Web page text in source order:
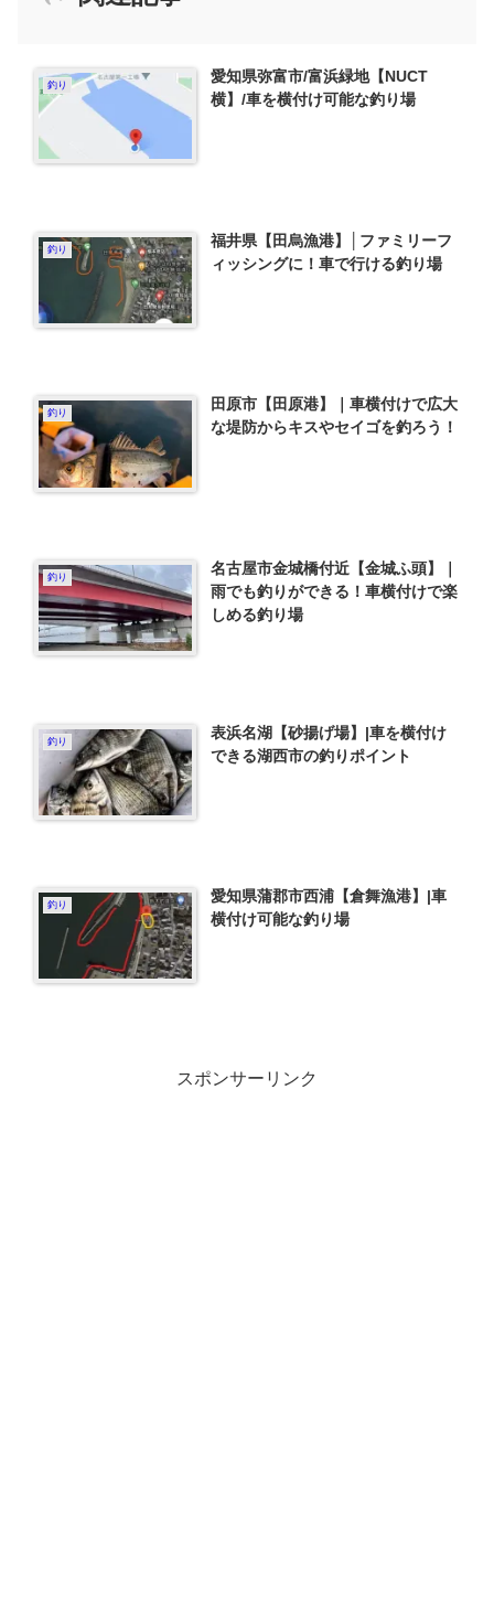
釣り
愛知県弥富市/富浜緑地【NUCT
横】/車を横付け可能な釣り場
釣り
福井県【田烏漁港】│ファミリーフ
ィッシングに！車で行ける釣り場
釣り
田原市【田原港】｜車横付けで広大
な堤防からキスやセイゴを釣ろう！
釣り
名古屋市金城橋付近【金城ふ頭】｜
雨でも釣りができる！車横付けで楽
しめる釣り場
釣り
表浜名湖【砂揚げ場】|車を横付け
できる湖西市の釣りポイント
釣り
愛知県蒲郡市西浦【倉舞漁港】|車
横付け可能な釣り場
スポンサーリンク